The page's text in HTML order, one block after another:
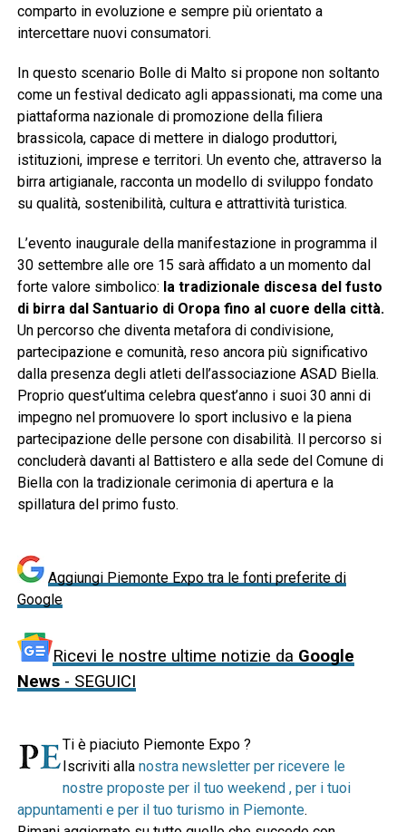
comparto in evoluzione e sempre più orientato a
intercettare nuovi consumatori.
In questo scenario Bolle di Malto si propone non soltanto
come un festival dedicato agli appassionati, ma come una
piattaforma nazionale di promozione della filiera
brassicola, capace di mettere in dialogo produttori,
istituzioni, imprese e territori. Un evento che, attraverso la
birra artigianale, racconta un modello di sviluppo fondato
su qualità, sostenibilità, cultura e attrattività turistica.
L’evento inaugurale della manifestazione in programma il
30 settembre alle ore 15 sarà affidato a un momento dal
forte valore simbolico: la tradizionale discesa del fusto
di birra dal Santuario di Oropa fino al cuore della città.
Un percorso che diventa metafora di condivisione,
partecipazione e comunità, reso ancora più significativo
dalla presenza degli atleti dell’associazione ASAD Biella.
Proprio quest’ultima celebra quest’anno i suoi 30 anni di
impegno nel promuovere lo sport inclusivo e la piena
partecipazione delle persone con disabilità. Il percorso si
concluderà davanti al Battistero e alla sede del Comune di
Biella con la tradizionale cerimonia di apertura e la
spillatura del primo fusto.
Aggiungi Piemonte Expo tra le fonti preferite di
Google
Ricevi le nostre ultime notizie da Google
News- SEGUICI
Ti è piaciuto Piemonte Expo ?
Iscriviti alla nostra newsletter per ricevere le
nostre proposte per il tuo weekend , per i tuoi
appuntamenti e per il tuo turismo in Piemonte.